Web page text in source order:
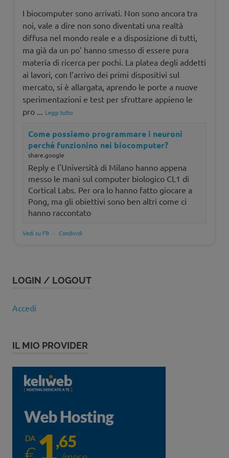
I biocomputer sono arrivati. Non sono ancora tra
noi, vale a dire non sono diventati una realtà
diffusa nel mondo reale e a disposizione di tutti,
ma già da un po’ hanno smesso di essere pura
materia di ricerca per pochi. La platea degli addetti
ai lavori, con l’arrivo dei primi dispositivi sul
mercato, si è allargata, aprendo le porte a nuove
sperimentazioni e test per sfruttare appieno le
pro
Leggi tutto
Come possiamo programmare i neuroni
perché funzionino nei biocomputer?
share.google
Reply e l'Università di Milano hanno appena
messo le mani sul computer biologico CL1 di
Cortical Labs. Per ora lo hanno fatto giocare a
Pong, ma gli obiettivi sono ben altri come ci
hanno raccontato
Vedi su FB · Condividi
LOGIN / LOGOUT
Accedi
IL MIO PROVIDER